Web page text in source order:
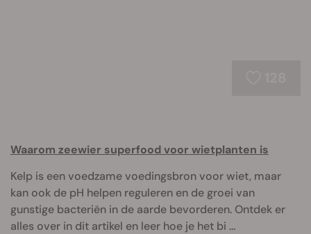
Waarom zeewier superfood voor wietplanten is
Kelp is een voedzame voedingsbron voor wiet, maar
kan ook de pH helpen reguleren en de groei van
gunstige bacteriën in de aarde bevorderen. Ontdek er
alles over in dit artikel en leer hoe je het bi ...